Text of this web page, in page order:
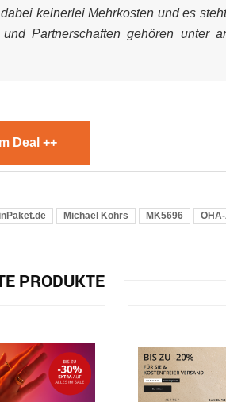
keinerlei Mehrkosten und es
Partnerschaften gehören unter
Deal ++
Michael Kohrs MK5696
PRODUKTE